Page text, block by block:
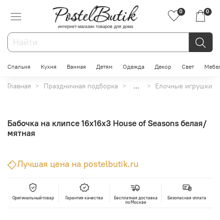
интернет-магазин товаров для дома
0 0
Спальня Кухня Ванная Детям Одежда Декор Свет
Главная Праздничная подборка ... Елочные игрушки
Бабочка на клипсе 16х16х3 House of Seasons белая/
мятная
Лучшая цена на postelbutik.ru
Оригинальный товар Гарантия качества
Бесплатная доставка
по Москве
Безопасная оплата